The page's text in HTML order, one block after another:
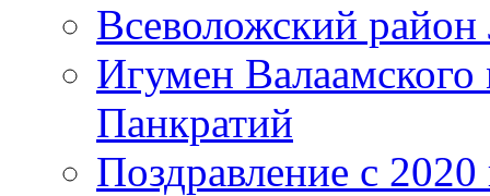
Всеволожский район
Игумен
Панкратий
Поздравление с 2020